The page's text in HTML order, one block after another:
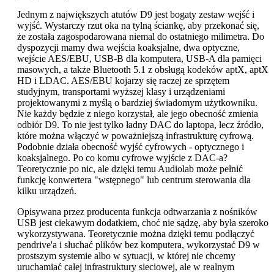
Jednym z największych atutów D9 jest bogaty zestaw wejść i
wyjść. Wystarczy rzut oka na tylną ściankę, aby przekonać się,
że została zagospodarowana niemal do ostatniego milimetra. Do
dyspozycji mamy dwa wejścia koaksjalne, dwa optyczne,
wejście AES/EBU, USB-B dla komputera, USB-A dla pamięci
masowych, a także Bluetooth 5.1 z obsługą kodeków aptX, aptX
HD i LDAC. AES/EBU kojarzy się raczej ze sprzętem
studyjnym, transportami wyższej klasy i urządzeniami
projektowanymi z myślą o bardziej świadomym użytkowniku.
Nie każdy będzie z niego korzystał, ale jego obecność zmienia
odbiór D9. To nie jest tylko ładny DAC do laptopa, lecz źródło,
które można włączyć w poważniejszą infrastrukturę cyfrową.
Podobnie działa obecność wyjść cyfrowych - optycznego i
koaksjalnego. Po co komu cyfrowe wyjście z DAC-a?
Teoretycznie po nic, ale dzięki temu Audiolab może pełnić
funkcję konwertera "wstępnego" lub centrum sterowania dla
kilku urządzeń.
Opisywana przez producenta funkcja odtwarzania z nośników
USB jest ciekawym dodatkiem, choć nie sądzę, aby była szeroko
wykorzystywana. Teoretycznie można dzięki temu podłączyć
pendrive'a i słuchać plików bez komputera, wykorzystać D9 w
prostszym systemie albo w sytuacji, w której nie chcemy
uruchamiać całej infrastruktury sieciowej, ale w realnym